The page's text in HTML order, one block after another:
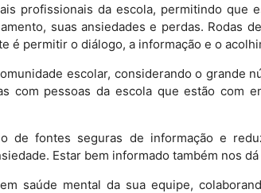
profissionais da escola, permitindo que
suas ansiedades e perdas. Rodas
é permitir o diálogo, a informação e o
escolar, considerando o grande
com pessoas da escola que estão com
de fontes seguras de informação e
Estar bem informado também nos
saúde mental da sua equipe,